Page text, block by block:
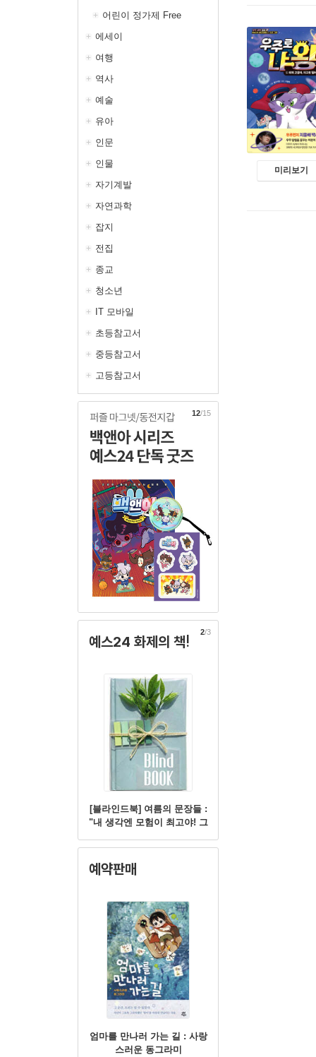
어린이 정가제 Free
에세이
여행
역사
예술
유아
인문
인물
자기계발
자연과학
잡지
전집
종교
청소년
IT 모바일
초등참고서
중등참고서
고등참고서
12/15
예스24 화제의 책!
[블라인드북] 여름의 문장들 :
"내 생각엔 모험이 최고야! 그
을 하는 거야."
2/3
예약판매
엄마를 만나러 가는 길 : 사랑
스러운 동그라미
미리보기